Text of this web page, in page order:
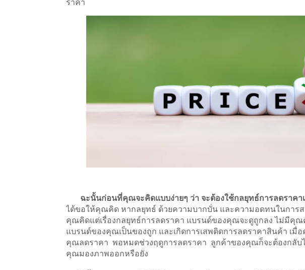
ราคา
ฉะนั้นก่อนที่คุณจะคิดแบบง่ายๆ ว่า จะต้องใช้กลยุทธ์การลดราคา
ได้ขอให้คุณคิด หากลยุทธ์ ด้วยความบากบั่น และความอดทนในการส
คุณคิดแต่เรื่องกลยุทธ์การลดราคา แบรนด์ของคุณจะดูถูกลง ไม่มีคุ
แบรนด์ของคุณเป็นของถูก และเกิดการเสพติดการลดราคาสินค้า เมื่
คุณลดราคา พอหมดช่วงฤดูการลดราคา ลูกค้าของคุณก็จะต้องกลับ
คุณมองภาพออกหรือยัง